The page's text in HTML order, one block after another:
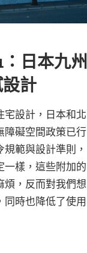
日本九州
計
宅設計，日本和北
障礙空間政策已行
範與設計準則，
一樣，這些附加的
煩，反而對我們想
同時也降低了使用